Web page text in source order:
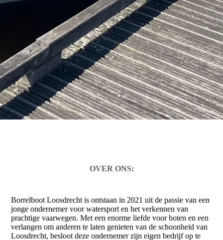
OVER ONS:
Borrelboot Loosdrecht is ontstaan in 2021 uit de passie van een
jonge ondernemer voor watersport en het verkennen van
prachtige vaarwegen. Met een enorme liefde voor boten en een
verlangen om anderen te laten genieten van de schoonheid van
Loosdrecht, besloot deze ondernemer zijn eigen bedrijf op te